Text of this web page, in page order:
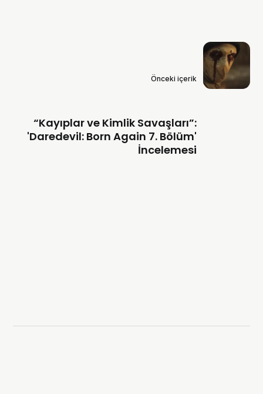
Önceki içerik
“Kayıplar ve Kimlik Savaşları”:
'Daredevil: Born Again 7. Bölüm'
İncelemesi